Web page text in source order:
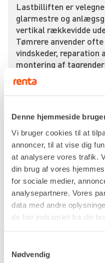
Denne hjemmeside
Vi bruger cookies til at
annoncer, til at vise dig
at analysere vores trafik.
din brug af vores
for sociale medier,
analysepartnere. Vores
data med andre
de har indsamlet fra din
Nødvendig
Lastbilliften er
glarmestre og
vertikal rækkevidde
Tømrere anvender
vindskeder,
montering af
ejendomme, hvor jib-
ind over tagfladen fra
facadebelysning,
position, støttebenene
fører kurven roligt og
montagestedet. Den
proportionalstyring
helt tæt på følsomme
Sikkerheden styrkes
vridningsstabilitet og
kontrolsystem, der
og forhindrer
emissioner,
virksomhedens grønne